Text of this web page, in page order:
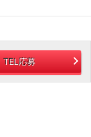
TEL応募